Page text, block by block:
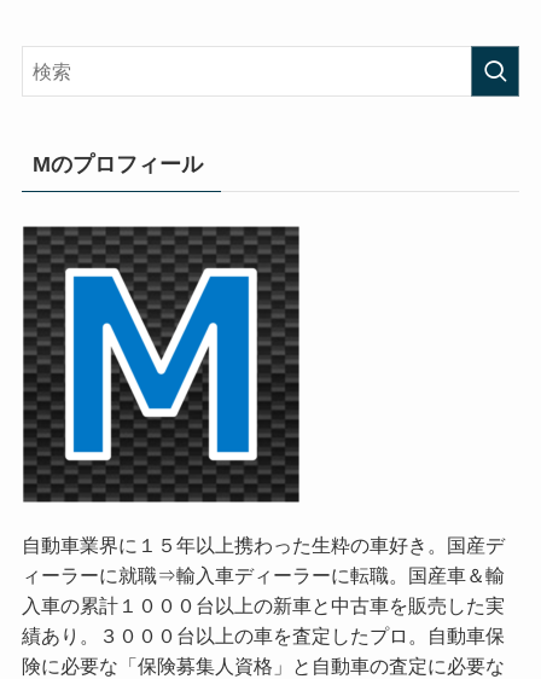
Mのプロフィール
自動車業界に１５年以上携わった生粋の車好き。国産デ
ィーラーに就職⇒輸入車ディーラーに転職。国産車＆輸
入車の累計１０００台以上の新車と中古車を販売した実
績あり。３０００台以上の車を査定したプロ。自動車保
険に必要な「保険募集人資格」と自動車の査定に必要な